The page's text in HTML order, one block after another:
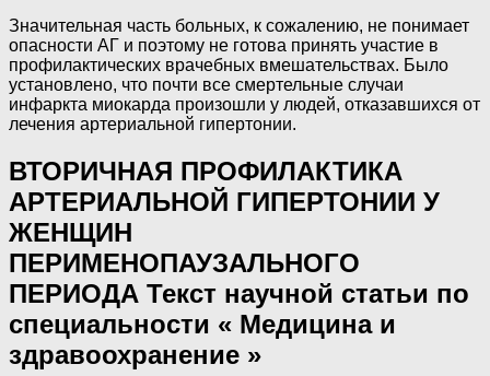
Значительная часть больных, к сожалению, не понимает
опасности АГ и поэтому не готова принять участие в
профилактических врачебных вмешательствах. Было
установлено, что почти все смертельные случаи
инфаркта миокарда произошли у людей, отказавшихся от
лечения артериальной гипертонии.
ВТОРИЧНАЯ ПРОФИЛАКТИКА
АРТЕРИАЛЬНОЙ ГИПЕРТОНИИ У
ЖЕНЩИН
ПЕРИМЕНОПАУЗАЛЬНОГО
ПЕРИОДА Текст научной статьи по
специальности « Медицина и
здравоохранение »